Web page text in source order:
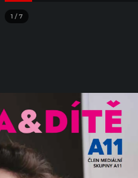
1 / 7